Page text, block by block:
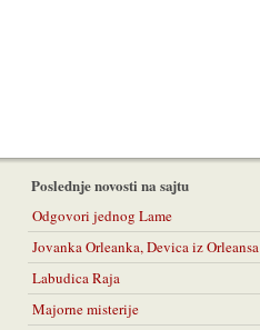
Poslednje novosti na sajtu
Odgovori jednog Lame
Jovanka Orleanka, Devica iz Orleansa
Labudica Raja
Majorne misterije